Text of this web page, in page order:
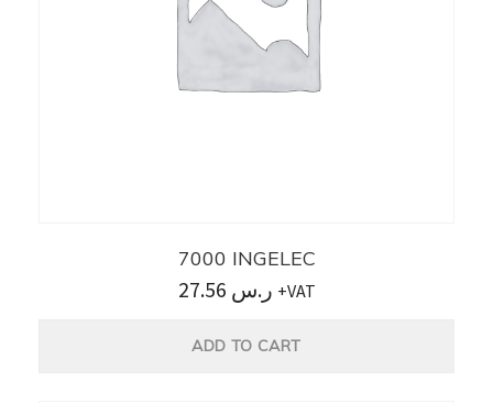
7000 INGELEC
ر.س +VAT
ADD TO CART